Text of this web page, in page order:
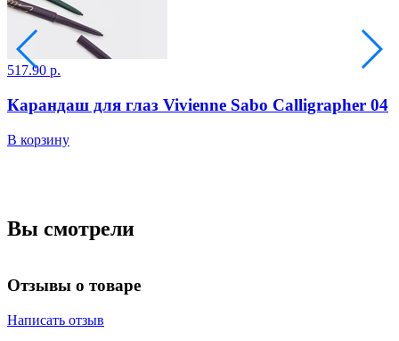
517.90 р.
Карандаш для глаз Vivienne Sabo Calligrapher 04
В корзину
Вы смотрели
Отзывы о товаре
Написать отзыв